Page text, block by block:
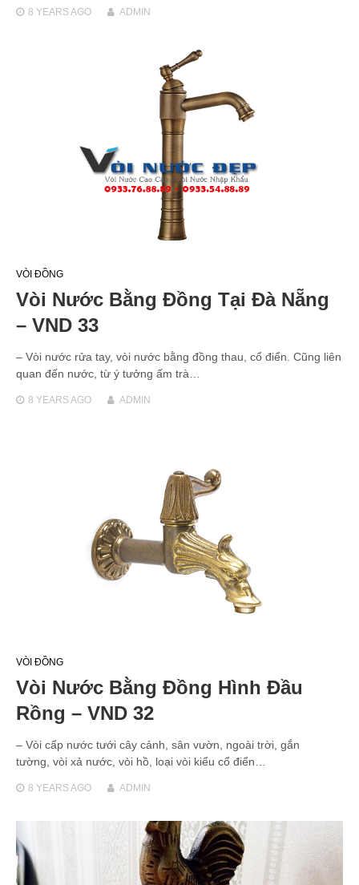
8 YEARSAGO ADMIN
VÒI ĐỒNG
Vòi Nước Bằng Đồng Tại Đà Nẵng
– VND 33
– Vòi nước rửa tay, vòi nước bằng đồng thau, cổ điển. Cũng liên
quan đến nước, từ ý tưởng ấm trà…
8 YEARSAGO ADMIN
VÒI ĐỒNG
Vòi Nước Bằng Đồng Hình Đầu
Rồng – VND 32
– Vòi cấp nước tưới cây cảnh, sân vườn, ngoài trời, gắn
tường, vòi xả nước, vòi hồ, loại vòi kiểu cổ điển…
8 YEARSAGO ADMIN